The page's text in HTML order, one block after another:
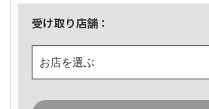
受け取り店舗：
お店を選ぶ